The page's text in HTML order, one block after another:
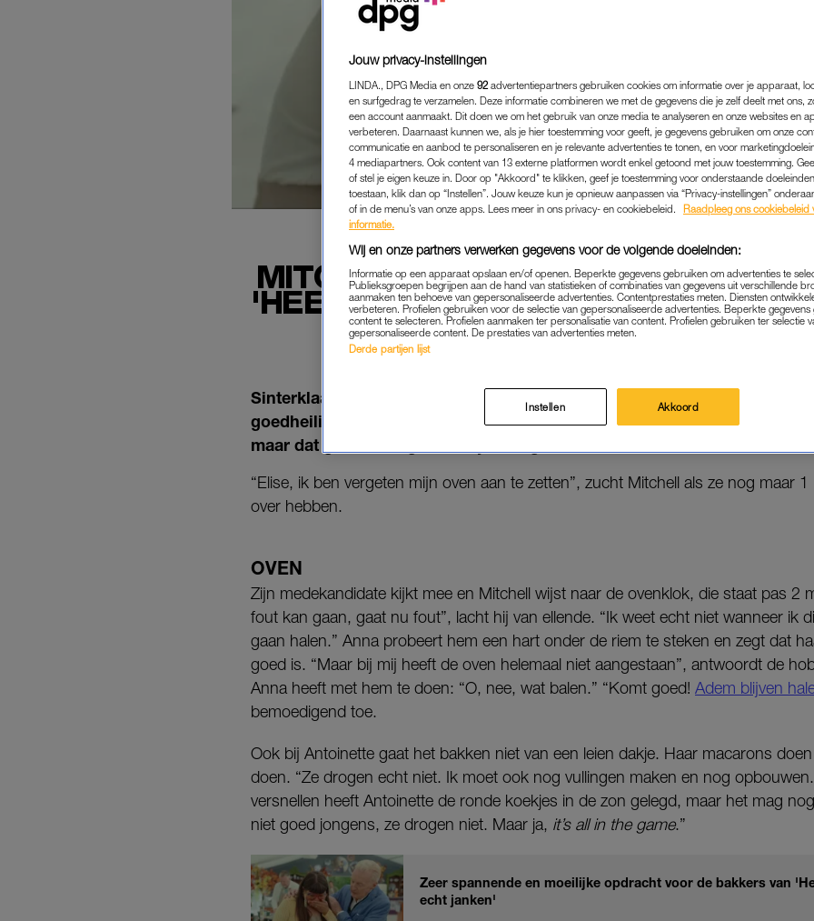
MITCHELL VERGEET OVEN AAN TE
'HEEL HOLLAND BAKT': 'ALLES WAT
GAAN, GAAT NU FOUT'
Sinterklaas is weer in het land, dus staat Heel Holland Bakt
goedheiligman. De kandidaten moeten voor de signatuur-opdracht een
maar dat gaat zoals gewoonlijk niet geheel vlekkeloos.
“Elise, ik ben vergeten mijn oven aan te zetten”, zucht Mitchell als ze nog maar
over hebben.
OVEN
Zijn medekandidate kijkt mee en Mitchell wijst naar de ovenklok, die staat pas 2
fout kan gaan, gaat nu fout”, lacht hij van ellende. “Ik weet echt niet wanneer ik
gaan halen.” Anna probeert hem een hart onder de riem te steken en zegt dat
goed is. “Maar bij mij heeft de oven helemaal niet aangestaan”, antwoordt de
Anna heeft met hem te doen: “O, nee, wat balen.” “Komt goed! Adem blijven
bemoedigend toe.
Ook bij Antoinette gaat het bakken niet van een leien dakje. Haar macarons
doen. “Ze drogen echt niet. Ik moet ook nog vullingen maken en nog
versnellen heeft Antoinette de ronde koekjes in de zon gelegd, maar het mag
niet goed jongens, ze drogen niet. Maar ja, it’s all in the game.”
Zeer spannende en moeilijke opdracht voor de bakkers van
echt janken'
Jouw privacy-instellingen
LINDA., DPG Media en onze 92 advertentiepartners gebruiken cookies om informatie over je apparaat,
en surfgedrag te verzamelen. Deze informatie combineren we met de gegevens die je zelf deelt met ons,
een account aanmaakt. Dit doen we om het gebruik van onze media te analyseren en onze websites en
verbeteren. Daarnaast kunnen we, als je hier toestemming voor geeft, je gegevens gebruiken om onze
communicatie en aanbod te personaliseren en je relevante advertenties te tonen, en voor
4 mediapartners. Ook content van 13 externe platformen wordt enkel getoond met jouw toestemming.
of stel je eigen keuze in. Door op "Akkoord" te klikken, geef je toestemming voor onderstaande
toestaan, klik dan op “Instellen”. Jouw keuze kun je opnieuw aanpassen via “Privacy-instellingen”
of in de menu’s van onze apps. Lees meer in ons privacy- en cookiebeleid.
Raadpleeg ons cookiebeleid
informatie.
Wij en onze partners verwerken gegevens voor de volgende doeleinden:
Informatie op een apparaat opslaan en/of openen. Beperkte gegevens gebruiken om advertenties te
Publieksgroepen begrijpen aan de hand van statistieken of combinaties van gegevens uit verschillende
aanmaken ten behoeve van gepersonaliseerde advertenties. Contentprestaties meten. Diensten
verbeteren. Profielen gebruiken voor de selectie van gepersonaliseerde advertenties. Beperkte
content te selecteren. Profielen aanmaken ter personalisatie van content. Profielen gebruiken ter selectie
gepersonaliseerde content. De prestaties van advertenties meten.
Derde partijen lijst
Instellen Akkoord